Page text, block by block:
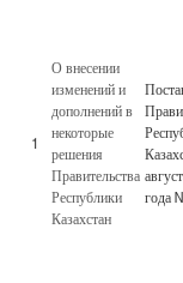
1
О внесении
изменений и
дополнений в
некоторые
решения
Правительства
Республики
Казахстан
года